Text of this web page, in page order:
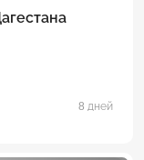
8 дней